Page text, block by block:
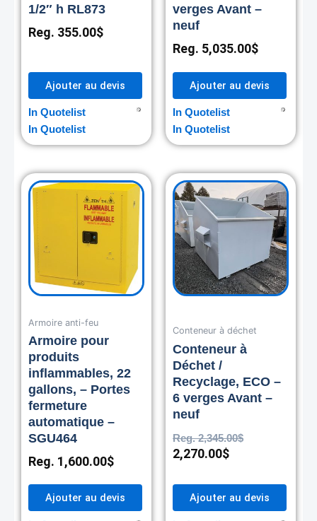
1/2″ h RL873
Reg. 355.00$
Ajouter au devis
In Quotelist
In Quotelist
verges Avant –
neuf
Reg. 5,035.00$
Ajouter au devis
In Quotelist
In Quotelist
Armoire anti-feu
Armoire pour
produits
inflammables, 22
gallons, – Portes
fermeture
automatique –
SGU464
Reg. 1,600.00$
Ajouter au devis
Conteneur à déchet
Conteneur à
Déchet /
Recyclage, ECO –
6 verges Avant –
neuf
Reg.2,345.00$
Original
price
was:
2,345.00$.
2,270.00$
Current
price
is:
2,270.00$.
Ajouter au devis